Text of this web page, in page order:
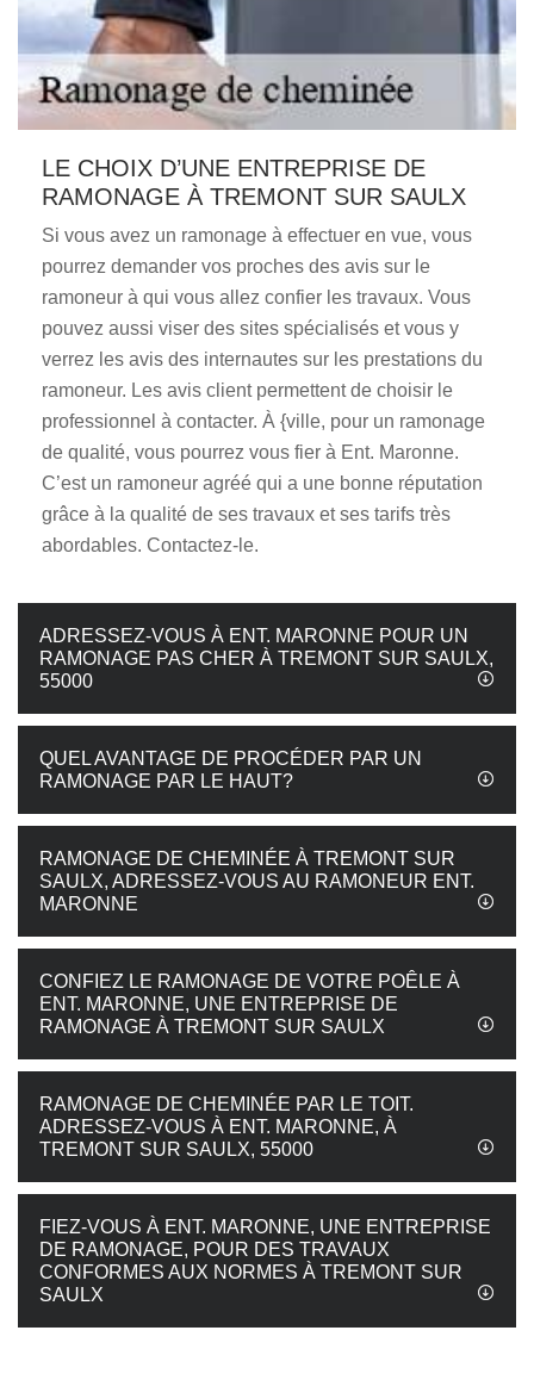
LE CHOIX D’UNE ENTREPRISE DE
RAMONAGE À TREMONT SUR SAULX
Si vous avez un ramonage à effectuer en vue, vous
pourrez demander vos proches des avis sur le
ramoneur à qui vous allez confier les travaux. Vous
pouvez aussi viser des sites spécialisés et vous y
verrez les avis des internautes sur les prestations du
ramoneur. Les avis client permettent de choisir le
professionnel à contacter. À {ville, pour un ramonage
de qualité, vous pourrez vous fier à Ent. Maronne.
C’est un ramoneur agréé qui a une bonne réputation
grâce à la qualité de ses travaux et ses tarifs très
abordables. Contactez-le.
ADRESSEZ-VOUS À ENT. MARONNE POUR UN
RAMONAGE PAS CHER À TREMONT SUR SAULX,
55000
QUEL AVANTAGE DE PROCÉDER PAR UN
RAMONAGE PAR LE HAUT?
RAMONAGE DE CHEMINÉE À TREMONT SUR
SAULX, ADRESSEZ-VOUS AU RAMONEUR ENT.
MARONNE
CONFIEZ LE RAMONAGE DE VOTRE POÊLE À
ENT. MARONNE, UNE ENTREPRISE DE
RAMONAGE À TREMONT SUR SAULX
RAMONAGE DE CHEMINÉE PAR LE TOIT.
ADRESSEZ-VOUS À ENT. MARONNE, À
TREMONT SUR SAULX, 55000
FIEZ-VOUS À ENT. MARONNE, UNE ENTREPRISE
DE RAMONAGE, POUR DES TRAVAUX
CONFORMES AUX NORMES À TREMONT SUR
SAULX